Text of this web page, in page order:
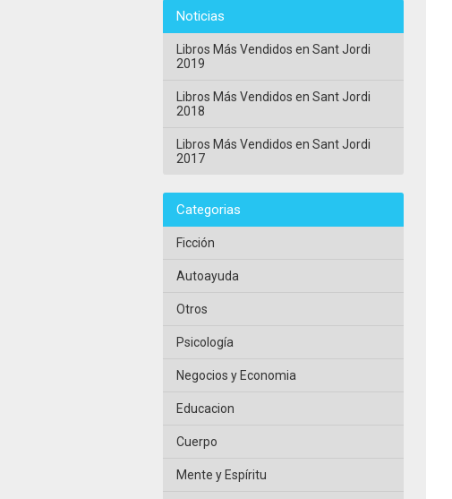
Noticias
Libros Más Vendidos en Sant Jordi
2019
Libros Más Vendidos en Sant Jordi
2018
Libros Más Vendidos en Sant Jordi
2017
Categorias
Ficción
Autoayuda
Otros
Psicología
Negocios y Economia
Educacion
Cuerpo
Mente y Espíritu